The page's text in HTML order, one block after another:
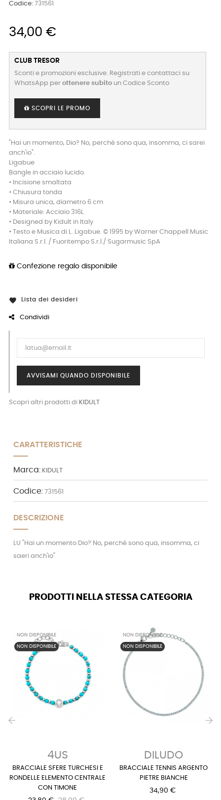
Codice: 731561
34,00 €
CLUB TRESOR
Sconti e promozioni esclusive. Registrati e contattaci su
WhatsApp per ottenere subito un Codice Sconto
SCOPRI LE PROMO
"Hai un momento, Dio? No, perché sono qua, insomma, ci sarei
anch'io".
Ligabue
Bangle in acciaio lucido.
• Incisione smaltata
• Chiusura tonda
• Misura unica, diametro 6 cm
• Materiale: Acciaio 316L
• Designed by Kidult in Italy
• Testo e Musica di L. Ligabue. © 1995 by Warner Chappell Music
Italiana S.r.l. / Fuoritempo S.r.l./ Sugarmusic SpA
Confezione regalo disponibile
 Lista dei desideri
Condividi
AVVISAMI QUANDO DISPONIBILE
Scopri altri prodotti di KIDULT
CARATTERISTICHE
Marca: KIDULT
Codice: 731561
DESCRIZIONE
LU "Hai un momento Dio? No, perché sono qua, insomma, ci
saeri anch'io"
PRODOTTI NELLA STESSA CATEGORIA
NON DISPONIBILE
NON DISPONIBILE
4US
BRACCIALE SFERE TURCHESI E
RONDELLE ELEMENTO CENTRALE
CON TIMONE
NON DISPONIBILE
NON DISPONIBILE
DILUDO
BRACCIALE TENNIS ARGENTO
PIETRE BIANCHE
34,90 €